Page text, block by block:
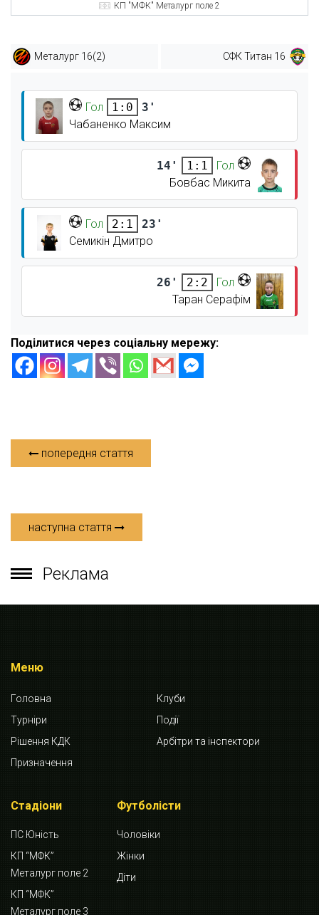
КП "МФК" Металург поле 2
Металург 16(2) СФК Титан 16
Гол 1:0
3'
Чабаненко Максим
14' 1:1
Гол
Бовбас Микита
Гол 2:1
23'
Семикін Дмитро
26' 2:2
Гол
Таран Серафім
Поділитися через соціальну мережу:
попередня стаття
наступна стаття
Реклама
Меню
Головна
Клуби
Турніри
Події
Рішення КДК
Арбітри та інспектори
Призначення
Стадіони
ПС Юність
КП “МФК”
Металург поле 2
КП “МФК”
Металург поле 3
Футболісти
Чоловіки
Жінки
Діти